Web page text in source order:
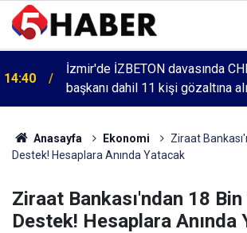
14:40
İzmir'de İZBETON davasında
başkanı dahil 11 kişi gözaltına
Anasayfa Ekonomi
Ziraat
Destek! Hesaplara Anında Yatacak
Ziraat Bankası'ndan 18
Destek! Hesaplara Anında